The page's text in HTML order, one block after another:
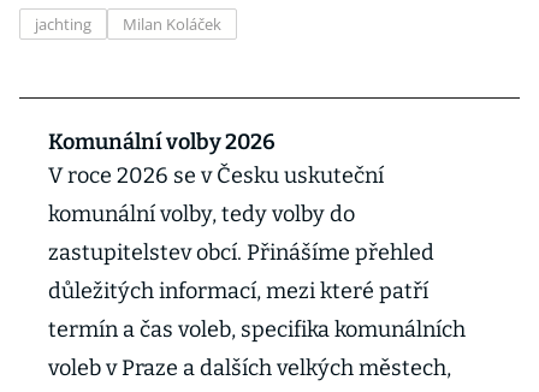
jachting Milan Koláček
Komunální volby 2026
V roce 2026 se v Česku uskuteční
komunální volby, tedy volby do
zastupitelstev obcí. Přinášíme přehled
důležitých informací, mezi které patří
termín a čas voleb, specifika komunálních
voleb v Praze a dalších velkých městech,